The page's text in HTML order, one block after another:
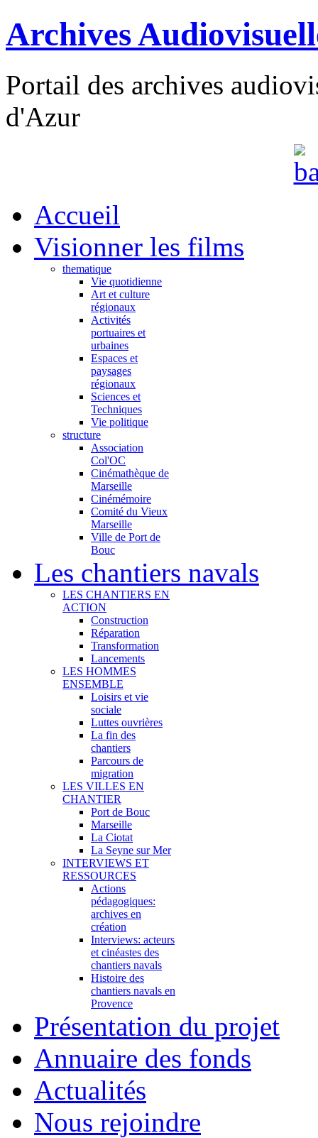
Archives
Portail des archives
d'Azur
Accueil
Visionner les films
thematique
Vie quotidienne
Art et culture
régionaux
Activités
portuaires et
urbaines
Espaces et
paysages
régionaux
Sciences et
Techniques
Vie politique
structure
Association
Col'OC
Cinémathèque de
Marseille
Cinémémoire
Comité du Vieux
Marseille
Ville de Port de
Bouc
Les chantiers navals
LES CHANTIERS EN
ACTION
Construction
Réparation
Transformation
Lancements
LES HOMMES
ENSEMBLE
Loisirs et vie
sociale
Luttes ouvrières
La fin des
chantiers
Parcours de
migration
LES VILLES EN
CHANTIER
Port de Bouc
Marseille
La Ciotat
La Seyne sur Mer
INTERVIEWS ET
RESSOURCES
Actions
pédagogiques:
archives en
création
Interviews: acteurs
et cinéastes des
chantiers navals
Histoire des
chantiers navals en
Provence
Présentation du projet
Annuaire des fonds
Actualités
Nous rejoindre